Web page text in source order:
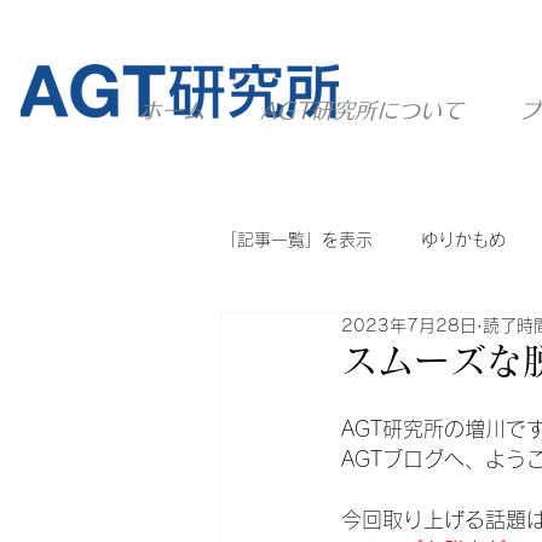
ホーム AGT研究所について
「記事一覧」を表示 ゆりかもめ
ニュートラム ユーカリが丘線
他のシステム AGT全般
スムーズな
2023年7月28日 読了時
AGT研究所の増川で
AGTブログへ、よう
今回取り上げる話題